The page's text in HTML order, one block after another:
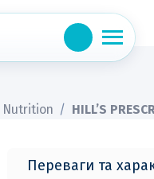
Nutrition / HILL’S
Переваги та